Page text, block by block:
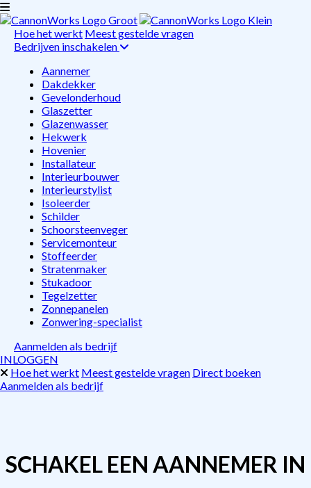
Hoe het werkt Meest gestelde vragen
Bedrijven inschakelen
Aannemer
Dakdekker
Gevelonderhoud
Glaszetter
Glazenwasser
Hekwerk
Hovenier
Installateur
Interieurbouwer
Interieurstylist
Isoleerder
Schilder
Schoorsteenveger
Servicemonteur
Stoffeerder
Stratenmaker
Stukadoor
Tegelzetter
Zonnepanelen
Zonwering-specialist
Aanmelden als bedrijf
INLOGGEN
Hoe het werkt Meest gestelde vragen Direct boeken
Aanmelden als bedrijf
SCHAKEL EEN AANNEMER IN